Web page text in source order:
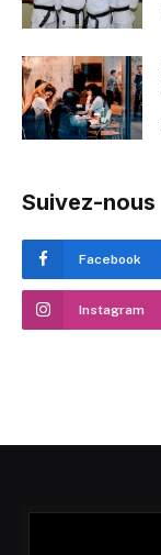
Suivez-nous
Facebook
Instagram